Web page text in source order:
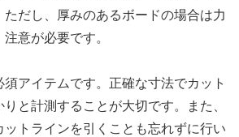
だし、厚みのあるボードの場合は力
意が必要です。
アイテムです。正確な寸法でカット
と計測することが大切です。また、
トラインを引くことも忘れずに行い